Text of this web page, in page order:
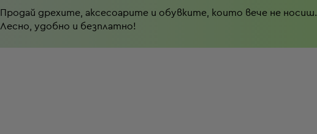
Продай дрехите, аксесоарите и обувките, които вече не носиш.
Лесно, удобно и безплатно!